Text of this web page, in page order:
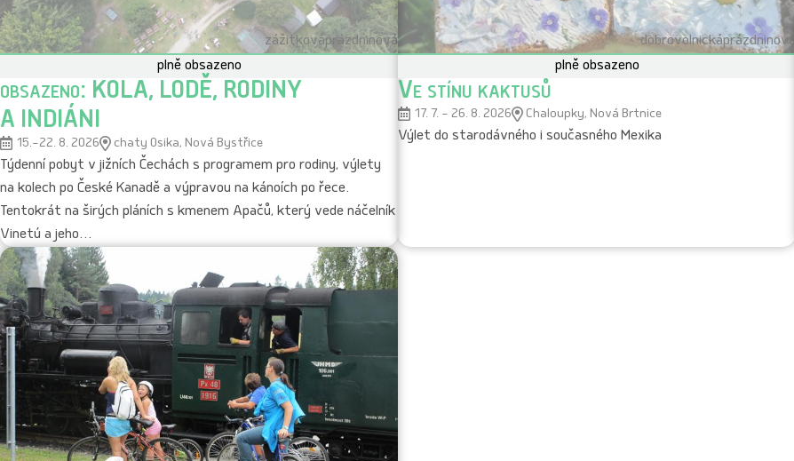
i
č
e
s
d
ě
t
m
i
zážitkováprázdninová
plně obsazeno
obsazeno: KOLA, LODĚ, RODINY
A INDIÁNI
15.–22. 8. 2026 chaty Osika, Nová Bystřice
Týdenní pobyt v jižních Čechách s programem pro rodiny, výlety
na kolech po České Kanadě a výpravou na kánoích po řece.
Tentokrát na širých pláních s kmenem Apačů, který vede náčelník
Vinetú a jeho…
dobrovolnickáprázdninová
plně obsazeno
Ve stínu kaktusů
17. 7. – 26. 8. 2026 Chaloupky, Nová Brtnice
Výlet do starodávného i současného Mexika